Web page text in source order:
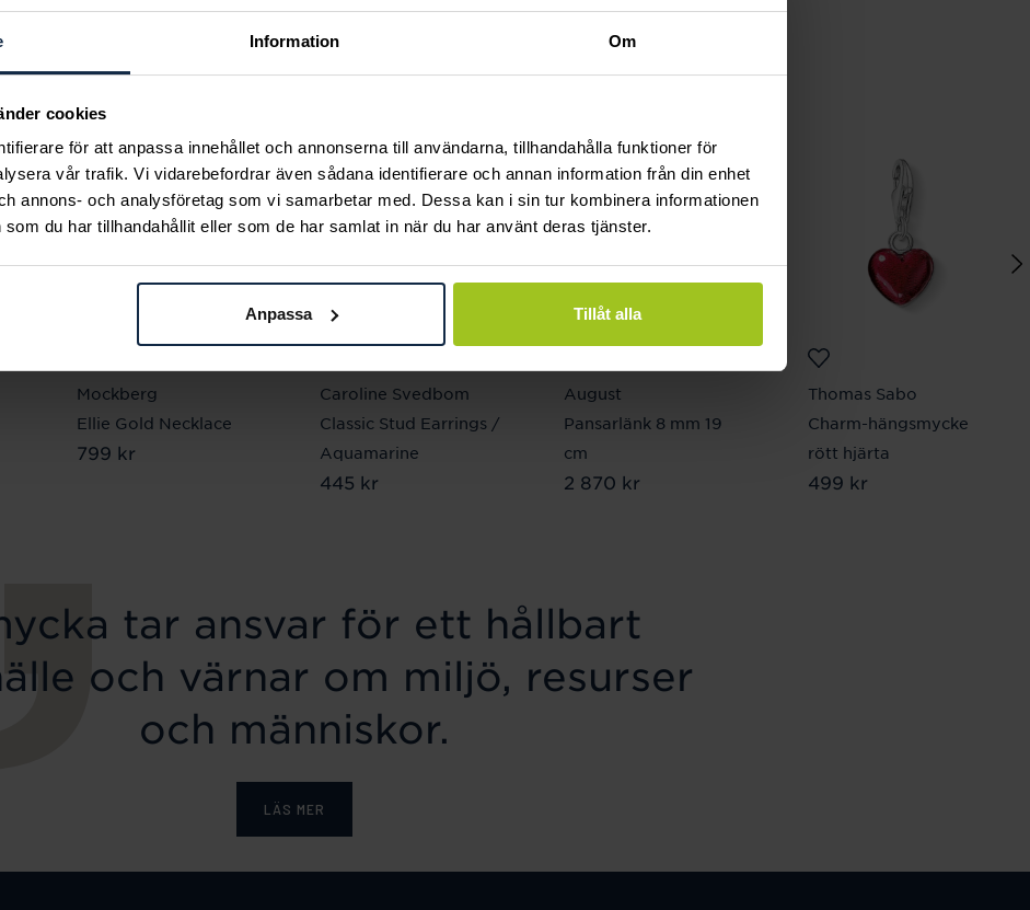
Information Om
cookies
för att anpassa innehållet och annonserna till användarna, tillhandahålla funktioner för
vår trafik. Vi vidarebefordrar även sådana identifierare och annan information från din enhet
annons- och analysföretag som vi samarbetar med. Dessa kan i sin tur kombinera informationen
som du har tillhandahållit eller som de har samlat in när du har använt deras tjänster.
Anpassa Tillåt alla
Andra köpte också
Mockberg
Ellie Gold Necklace
Pris:799 kr
799 kr
Caroline Svedbom
Classic Stud Earrings /
Aquamarine
Pris :445 kr
445 kr
August
Pansarlänk 8 mm 19
cm
Pris:2 870 kr
2 870 kr
Thomas Sabo
Charm-hängsmycke
rött hjärta
Pris:499 kr
499 kr
tar ansvar för ett hållbart
och värnar om miljö, resurser
och människor.
LÄS MER